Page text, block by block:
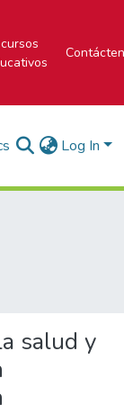
Log In
salud y